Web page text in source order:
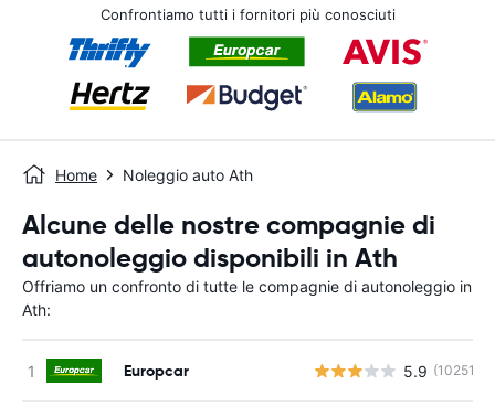
Confrontiamo tutti i fornitori più conosciuti
Home Noleggio auto Ath
Alcune delle nostre compagnie di
autonoleggio disponibili in Ath
Offriamo un confronto di tutte le compagnie di autonoleggio in
Ath:
Europcar 5.9 (10251)